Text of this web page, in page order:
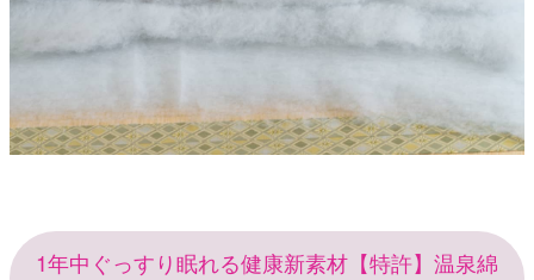
1年中ぐっすり眠れる健康新素材【特許】温泉綿